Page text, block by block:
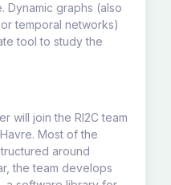
Dynamic graphs (also
temporal networks)
tool to study the
will join the RI2C team
Most of the
around
the team develops